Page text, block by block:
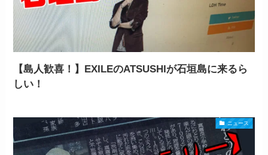
【島人歓喜！】EXILEのATSUSHIが石垣島に来るら
しい！
ニュース